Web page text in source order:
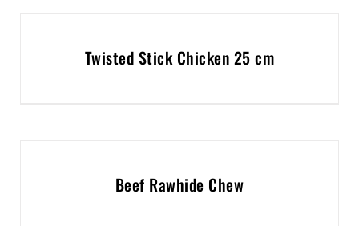
Twisted Stick Chicken 25 cm
Beef Rawhide Chew